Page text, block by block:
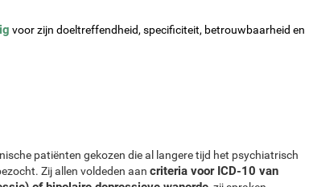
voor zijn doeltreffendheid, specificiteit, betrouwbaarheid en
patiënten gekozen die al langere tijd het psychiatrisch
Zij allen voldeden aan criteria voor ICD-10 van